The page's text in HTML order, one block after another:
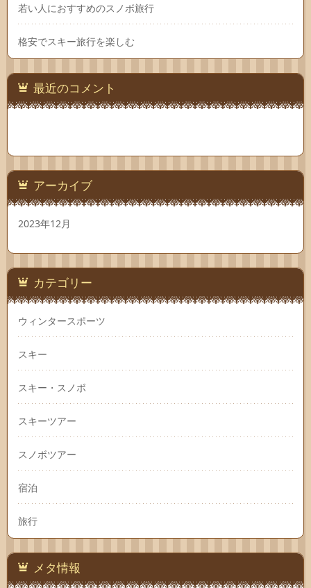
若い人におすすめのスノボ旅行
格安でスキー旅行を楽しむ
最近のコメント
アーカイブ
2023年12月
カテゴリー
ウィンタースポーツ
スキー
スキー・スノボ
スキーツアー
スノボツアー
宿泊
旅行
メタ情報